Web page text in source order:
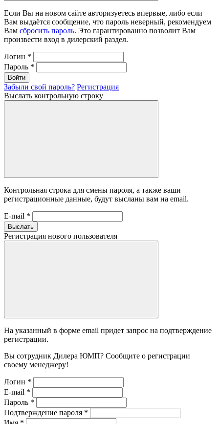
Если Вы на новом сайте авторизуетесь впервые, либо если
Вам выдаётся сообщение, что пароль неверный, рекомендуем
Вам сбросить пароль. Это гарантированно позволит Вам
произвести вход в дилерский раздел.
Логин *
Пароль *
Войти
Забыли свой пароль? Регистрация
Выслать контрольную строку
Контрольная строка для смены пароля, а также ваши
регистрационные данные, будут высланы вам на email.
E-mail *
Выслать
Регистрация нового пользователя
На указанный в форме email придет запрос на подтверждение
регистрации.
Вы сотрудник Дилера ЮМП? Сообщите о регистрации
своему менеджеру!
Логин *
E-mail *
Пароль *
Подтверждение пароля *